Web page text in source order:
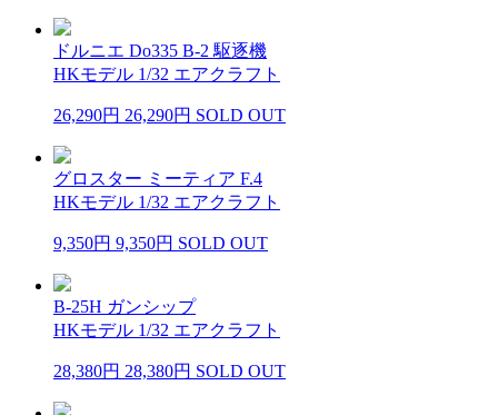
ドルニエ Do335 B-2 駆逐機
HKモデル 1/32 エアクラフト
26,290円 26,290円 SOLD OUT
グロスター ミーティア F.4
HKモデル 1/32 エアクラフト
9,350円 9,350円 SOLD OUT
B-25H ガンシップ
HKモデル 1/32 エアクラフト
28,380円 28,380円 SOLD OUT